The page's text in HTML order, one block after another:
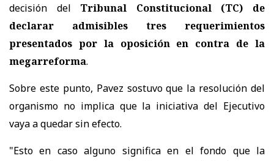
decisión del Tribunal Constitucional (TC) de
declarar admisibles tres requerimientos
presentados por la oposición en contra de la
megarreforma.
Sobre este punto, Pavez sostuvo que la resolución del
organismo no implica que la iniciativa del Ejecutivo
vaya a quedar sin efecto.
"Esto en caso alguno significa en el fondo que la